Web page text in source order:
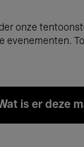
onze
evenementen.
is er deze